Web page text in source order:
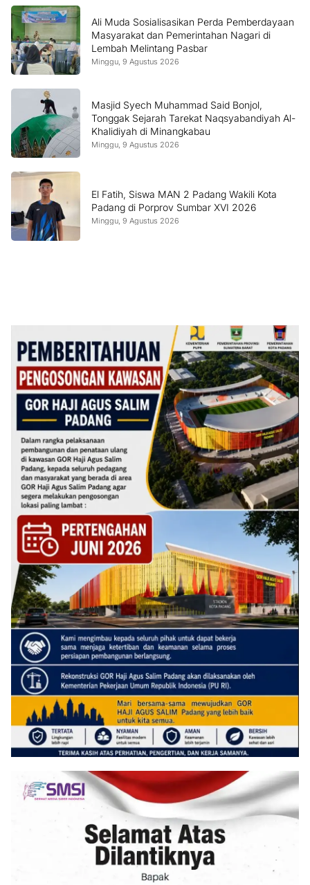
Ali Muda Sosialisasikan Perda Pemberdayaan
Masyarakat dan Pemerintahan Nagari di
Lembah Melintang Pasbar
Minggu, 9 Agustus 2026
Masjid Syech Muhammad Said Bonjol,
Tonggak Sejarah Tarekat Naqsyabandiyah Al-
Khalidiyah di Minangkabau
Minggu, 9 Agustus 2026
El Fatih, Siswa MAN 2 Padang Wakili Kota
Padang di Porprov Sumbar XVI 2026
Minggu, 9 Agustus 2026